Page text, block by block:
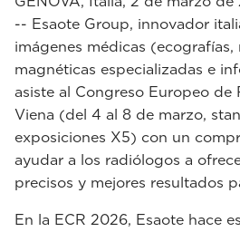
-- Esaote Group, innovador
imágenes médicas (ecografías,
magnéticas especializadas e
asiste al Congreso Europeo de
Viena (del 4 al 8 de marzo,
exposiciones X5) con un
ayudar a los radiólogos a
precisos y mejores resultados
En la ECR 2026, Esaote hace